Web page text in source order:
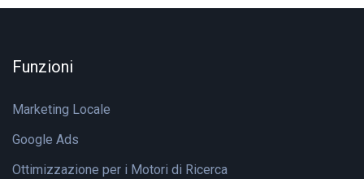
Funzioni
Marketing Locale
Google Ads
Ottimizzazione per i Motori di Ricerca